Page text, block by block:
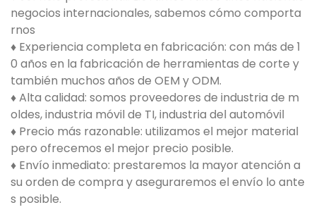
negocios internacionales, sabemos cómo comporta
rnos
♦ Experiencia completa en fabricación: con más de 1
0 años en la fabricación de herramientas de corte y
también muchos años de OEM y ODM.
♦ Alta calidad: somos proveedores de industria de m
oldes, industria móvil de TI, industria del automóvil
♦ Precio más razonable: utilizamos el mejor material
pero ofrecemos el mejor precio posible.
♦ Envío inmediato: prestaremos la mayor atención a
su orden de compra y aseguraremos el envío lo ante
s posible.